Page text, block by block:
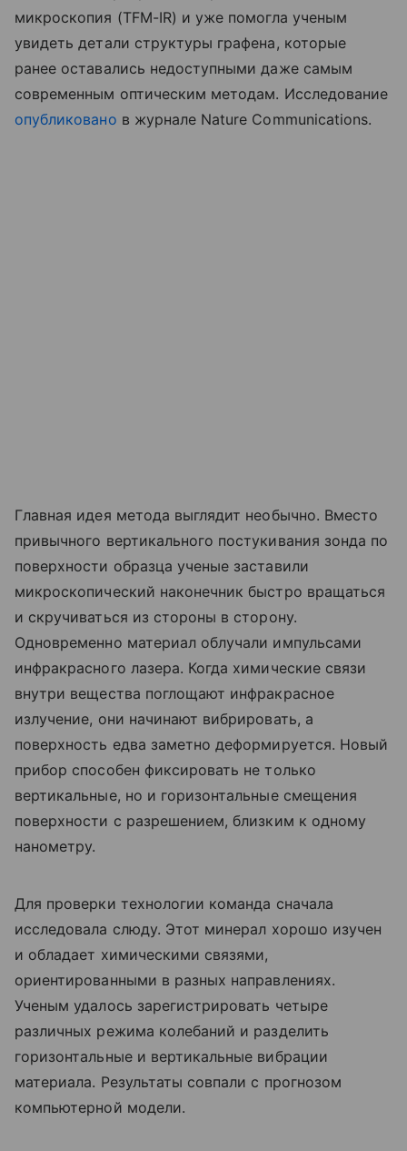
микроскопия (TFM-IR) и уже помогла ученым
увидеть детали структуры графена, которые
ранее оставались недоступными даже самым
современным оптическим методам. Исследование
опубликовано в журнале Nature Communications.
Главная идея метода выглядит необычно. Вместо
привычного вертикального постукивания зонда по
поверхности образца ученые заставили
микроскопический наконечник быстро вращаться
и скручиваться из стороны в сторону.
Одновременно материал облучали импульсами
инфракрасного лазера. Когда химические связи
внутри вещества поглощают инфракрасное
излучение, они начинают вибрировать, а
поверхность едва заметно деформируется. Новый
прибор способен фиксировать не только
вертикальные, но и горизонтальные смещения
поверхности с разрешением, близким к одному
нанометру.
Для проверки технологии команда сначала
исследовала слюду. Этот минерал хорошо изучен
и обладает химическими связями,
ориентированными в разных направлениях.
Ученым удалось зарегистрировать четыре
различных режима колебаний и разделить
горизонтальные и вертикальные вибрации
материала. Результаты совпали с прогнозом
компьютерной модели.